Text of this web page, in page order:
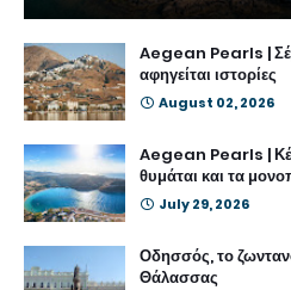
Aegean Pearls |
αφηγείται ιστορίες
August 02, 2026
Aegean Pearls |
θυμάται και τα
July 29, 2026
Οδησσός, το
Θάλασσας